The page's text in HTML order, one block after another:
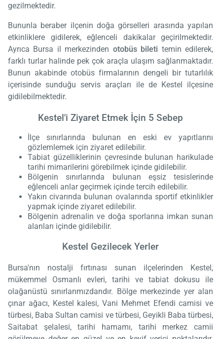
gezilmektedir.
Bununla beraber ilçenin doğa görselleri arasında yapılan
etkinliklere gidilerek, eğlenceli dakikalar geçirilmektedir.
Ayrıca Bursa il merkezinden otobüs bileti temin edilerek,
farklı turlar halinde pek çok araçla ulaşım sağlanmaktadır.
Bunun akabinde otobüs firmalarının dengeli bir tutarlılık
içerisinde sunduğu servis araçları ile de Kestel ilçesine
gidilebilmektedir.
Kestel'i Ziyaret Etmek İçin 5 Sebep
İlçe sınırlarında bulunan en eski ev yapıtlarını
gözlemlemek için ziyaret edilebilir.
Tabiat güzelliklerinin çevresinde bulunan harikulade
tarihi mimarilerini görebilmek içinde gidilebilir.
Bölgenin sınırlarında bulunan eşsiz tesislerinde
eğlenceli anlar geçirmek içinde tercih edilebilir.
Yakın civarında bulunan ovalarında sportif etkinlikler
yapmak içinde ziyaret edilebilir.
Bölgenin adrenalin ve doğa sporlarına imkan sunan
alanları içinde gidilebilir.
Kestel Gezilecek Yerler
Bursa'nın nostalji fırtınası sunan ilçelerinden Kestel,
mükemmel Osmanlı evleri, tarihi ve tabiat dokusu ile
olağanüstü sınırlarımızdandır. Bölge merkezinde yer alan
çınar ağacı, Kestel kalesi, Vani Mehmet Efendi camisi ve
türbesi, Baba Sultan camisi ve türbesi, Geyikli Baba türbesi,
Saitabat şelalesi, tarihi hamamı, tarihi merkez camii